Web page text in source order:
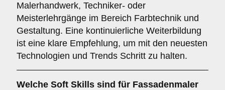
Malerhandwerk, Techniker- oder
Meisterlehrgänge im Bereich Farbtechnik und
Gestaltung. Eine kontinuierliche Weiterbildung
ist eine klare Empfehlung, um mit den neuesten
Technologien und Trends Schritt zu halten.
Welche Soft Skills sind für Fassadenmaler